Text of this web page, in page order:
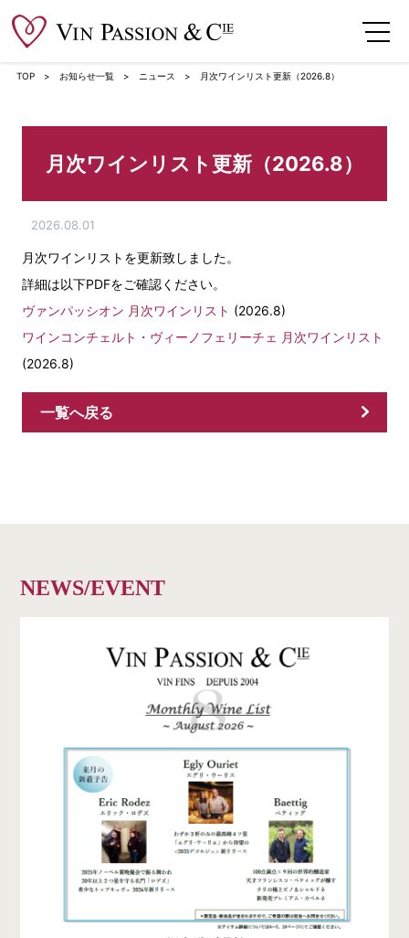
TOP お知らせ一覧 ニュース 月次ワインリスト更新（2026.8）
月次ワインリスト更新（2026.8）
2026.08.01
月次ワインリストを更新致しました。
詳細は以下PDFをご確認ください。
ヴァンパッシオン 月次ワインリスト (2026.8)
ワインコンチェルト・ヴィーノフェリーチェ 月次ワインリスト
(2026.8)
一覧へ戻る
NEWS/EVENT